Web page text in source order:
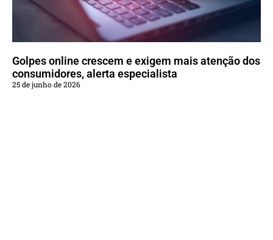
Golpes online crescem e exigem mais atenção dos
consumidores, alerta especialista
25 de junho de 2026